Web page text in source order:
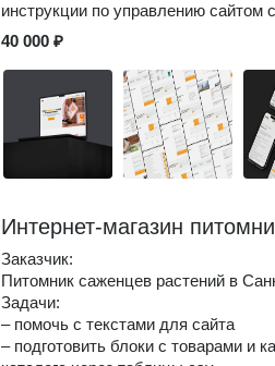
инструкции по управлению сайтом
40 000 ₽
Интернет-магазин
Заказчик:
Питомник саженцев растений в
Задачи:
– помочь с текстами для сайта
– подготовить блоки с товарами и